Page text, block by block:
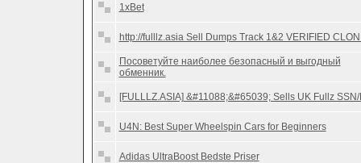
1xBet
http://fulllz.asia Sell Dumps Track 1&2 VERIFIED
Посоветуйте наиболее безопасный и выгодный
обменник.
[FULLLZ.ASIA] &#11088;&#65039; Sells UK Fullz SSN/
U4N: Best Super Wheelspin Cars for Beginners
Adidas UltraBoost Bedste Priser